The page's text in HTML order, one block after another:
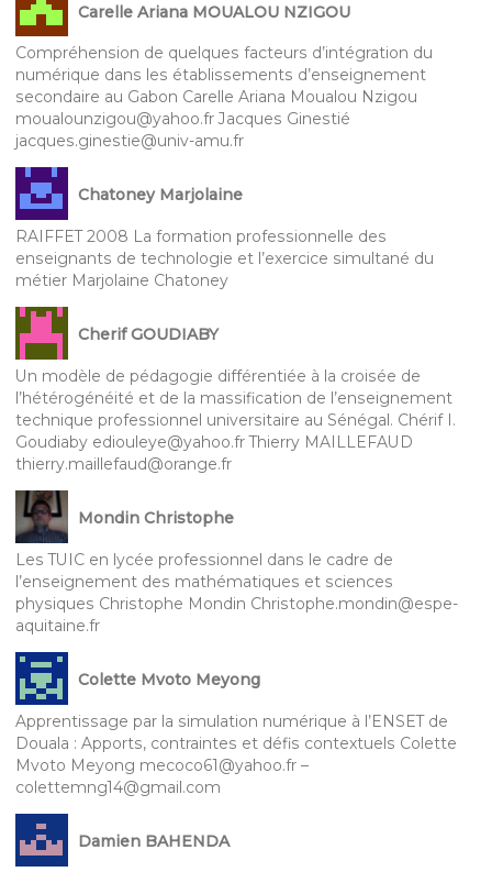
Carelle Ariana MOUALOU NZIGOU
Compréhension de quelques facteurs d’intégration du
numérique dans les établissements d’enseignement
secondaire au Gabon Carelle Ariana Moualou Nzigou
moualounzigou@yahoo.fr Jacques Ginestié
jacques.ginestie@univ-amu.fr
Chatoney Marjolaine
RAIFFET 2008 La formation professionnelle des
enseignants de technologie et l’exercice simultané du
métier Marjolaine Chatoney
Cherif GOUDIABY
Un modèle de pédagogie différentiée à la croisée de
l’hétérogénéité et de la massification de l’enseignement
technique professionnel universitaire au Sénégal. Chérif I.
Goudiaby ediouleye@yahoo.fr Thierry MAILLEFAUD
thierry.maillefaud@orange.fr
Mondin Christophe
Les TUIC en lycée professionnel dans le cadre de
l’enseignement des mathématiques et sciences
physiques Christophe Mondin Christophe.mondin@espe-
aquitaine.fr
Colette Mvoto Meyong
Apprentissage par la simulation numérique à l’ENSET de
Douala : Apports, contraintes et défis contextuels Colette
Mvoto Meyong mecoco61@yahoo.fr –
colettemng14@gmail.com
Damien BAHENDA